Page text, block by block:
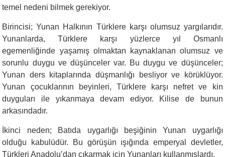
temel nedeni bilmek gerekiyor.
Birincisi; Yunan Halkının Türklere karşı olumsuz yargılarıdır.
Yunanlarda, Türklere karşı yüzlerce yıl Osmanlı
egemenliğinde yaşamış olmaktan kaynaklanan olumsuz ve
sorunlu duygu ve düşünceler var. Bu duygu ve düşünceler;
Yunan ders kitaplarında düşmanlığı besliyor ve körüklüyor.
Yunan çocuklarının beyinleri, Türklere karşı nefret ve kin
duyguları ile yıkanmaya devam ediyor. Kilise de bunun
arkasındadır.
İkinci neden; Batıda uygarlığı beşiğinin Yunan uygarlığı
olduğu kabulüdür. Bu görüşün ışığında emperyal devletler,
Türkleri Anadolu’dan çıkarmak için Yunanları kullanmışlardı.